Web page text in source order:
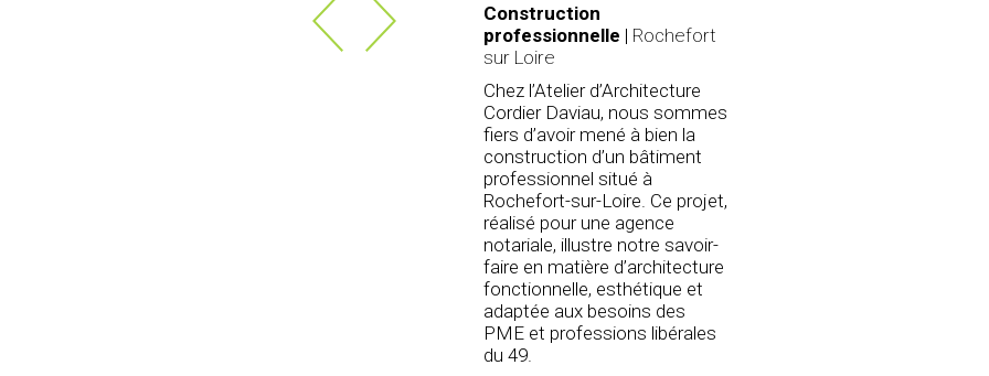
Construction
professionnelle | Rochefort
sur Loire
Chez l’Atelier d’Architecture
Cordier Daviau, nous sommes
fiers d’avoir mené à bien la
construction d’un bâtiment
professionnel situé à
Rochefort-sur-Loire. Ce projet,
réalisé pour une agence
notariale, illustre notre savoir-
faire en matière d’architecture
fonctionnelle, esthétique et
adaptée aux besoins des
PME et professions libérales
du 49.